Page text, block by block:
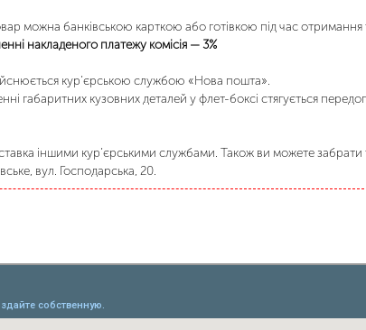
можна банківською карткою або готівкою під час отримання
накладеного платежу комісія — 3%
кур’єрською службою «Нова пошта».
габаритних кузовних деталей у флет-боксі стягується
іншими кур’єрськими службами. Також ви можете забрати
вул. Господарська, 20.